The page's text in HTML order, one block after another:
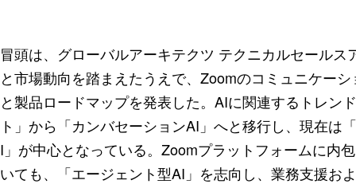
冒頭は、グローバルアーキテクツ テクニカルセール
と市場動向を踏まえたうえで、Zoomのコミュニケー
と製品ロードマップを発表した。AIに関連するトレン
ト」から「カンバセーションAI」へと移行し、現在は
I」が中心となっている。Zoomプラットフォームに内
いても、「エージェント型AI」を志向し、業務支援お